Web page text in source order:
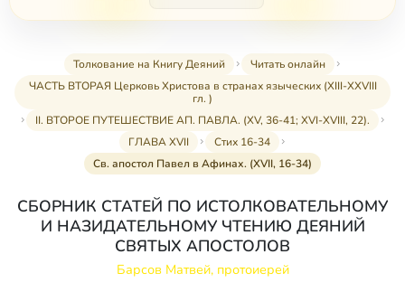
Толкование на Книгу Деяний
Читать онлайн
ЧАСТЬ ВТОРАЯ Церковь Христова в странах языческих (XIII-XXVIII
гл. )
II. ВТОРОЕ ПУТЕШЕСТВИЕ АП. ПАВЛА. (XV, 36-41; XVI-XVIII, 22).
ГЛАВА XVII
Стих 16-34
Св. апостол Павел в Афинах. (XVII, 16-34)
СБОРНИК СТАТЕЙ ПО ИСТОЛКОВАТЕЛЬНОМУ
И НАЗИДАТЕЛЬНОМУ ЧТЕНИЮ ДЕЯНИЙ
СВЯТЫХ АПОСТОЛОВ
Барсов Матвей, протоиерей